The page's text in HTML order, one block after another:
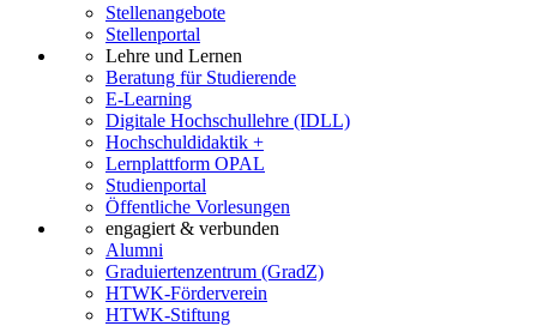
Stellenangebote
Stellenportal
Lehre und Lernen
Beratung für Studierende
E-Learning
Digitale Hochschullehre (IDLL)
Hochschuldidaktik +
Lernplattform OPAL
Studienportal
Öffentliche Vorlesungen
engagiert & verbunden
Alumni
Graduiertenzentrum (GradZ)
HTWK-Förderverein
HTWK-Stiftung